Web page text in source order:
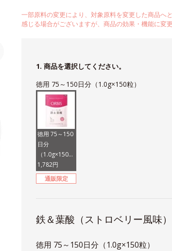
一部原料の変更により、対象原料を変更した商品へ
感じる場合がございますが、商品の効果・機能に変
1. 商品を選択してください。
徳用 75～150日分（1.0g×150粒）
徳用 75～150
日分
（1.0g×150
粒）
1,782円
通販限定
鉄＆葉酸（ストロベリー風味）
徳用 75～150日分（1.0g×150粒）